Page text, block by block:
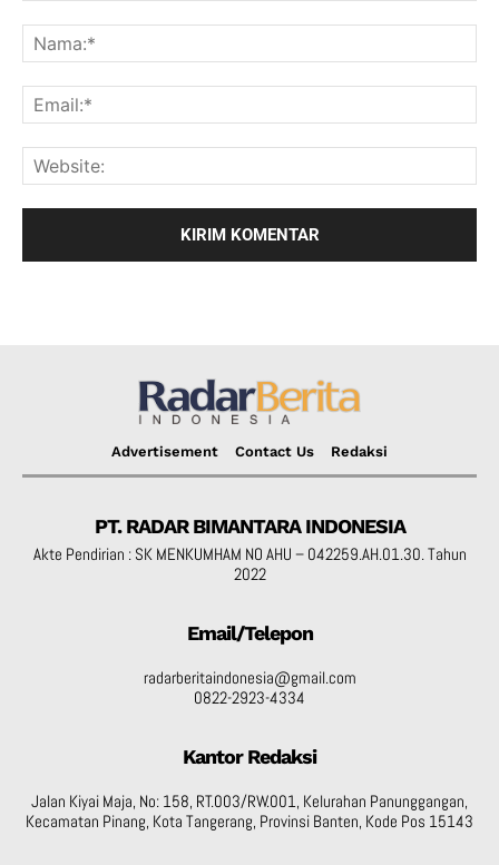
Advertisement Contact Us Redaksi
PT. RADAR BIMANTARA INDONESIA
Akte Pendirian : SK MENKUMHAM NO AHU – 042259.AH.01.30. Tahun
2022
Email/Telepon
radarberitaindonesia@gmail.com
0822-2923-4334
Kantor Redaksi
Jalan Kiyai Maja, No: 158, RT.003/RW.001, Kelurahan Panunggangan,
Kecamatan Pinang, Kota Tangerang, Provinsi Banten, Kode Pos 15143